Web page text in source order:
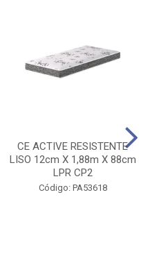
CE ACTIVE RESISTENTE
LISO 12cm X 1,88m X 88cm
LPR CP2
Código: PA53618